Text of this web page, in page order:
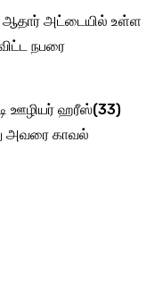
ஆதார் அட்டையில் உள்ள
நபரை
ஊழியர் ஹரீஸ்(33)
அவரை காவல்